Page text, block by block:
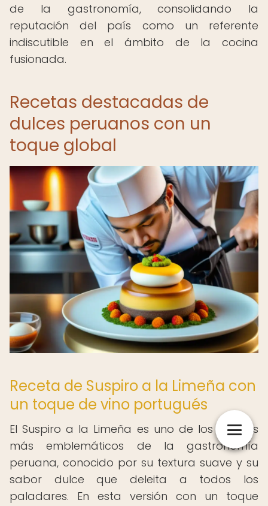
de la gastronomía, consolidando la
reputación del país como un referente
indiscutible en el ámbito de la cocina
fusionada.
Recetas destacadas de
dulces peruanos con un
toque global
Receta de Suspiro a la Limeña con
un toque de vino portugués
El Suspiro a la Limeña es uno de los postres
más emblemáticos de la gastronomía
peruana, conocido por su textura suave y su
sabor dulce que deleita a todos los
paladares. En esta versión con un toque